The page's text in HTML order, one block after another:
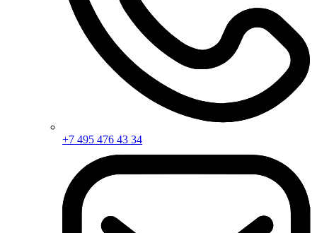
+7 495 476 43 34